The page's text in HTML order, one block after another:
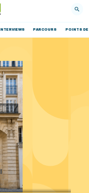
INTERVIEWS PARCOURS POINTS DE